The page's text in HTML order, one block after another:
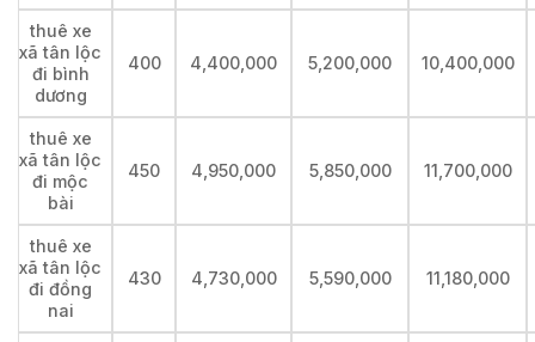
thuê xe
xã tân lộc
đi bình
dương
400 4,400,000 5,200,000 10,400,000
thuê xe
xã tân lộc
đi mộc
bài
450 4,950,000 5,850,000 11,700,000
thuê xe
xã tân lộc
đi đồng
nai
430 4,730,000 5,590,000 11,180,000